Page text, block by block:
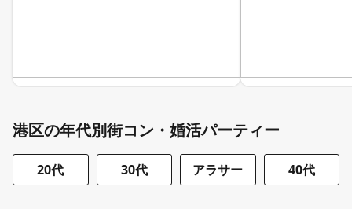
港区の年代別街コン・婚活パーティー
20代 30代 アラサー 40代